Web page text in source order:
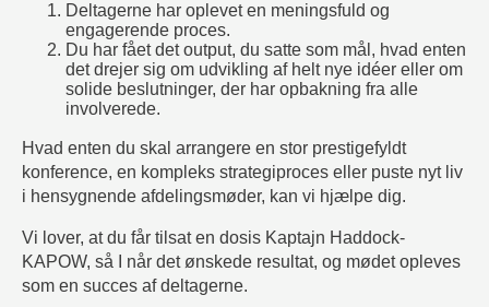
Deltagerne har oplevet en meningsfuld og
engagerende proces.
Du har fået det output, du satte som mål, hvad enten
det drejer sig om udvikling af helt nye idéer eller om
solide beslutninger, der har opbakning fra alle
involverede.
Hvad enten du skal arrangere en stor prestigefyldt
konference, en kompleks strategiproces eller puste nyt liv
i hensygnende afdelingsmøder, kan vi hjælpe dig.
Vi lover, at du får tilsat en dosis Kaptajn Haddock-
KAPOW, så I når det ønskede resultat, og mødet opleves
som en succes af deltagerne.